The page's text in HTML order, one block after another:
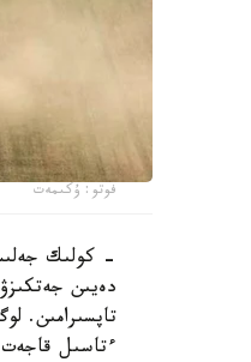
فوتو: ۇكىمەت
- كولىك
دەيىن
تاپسىرامىن.
ءتاسىل